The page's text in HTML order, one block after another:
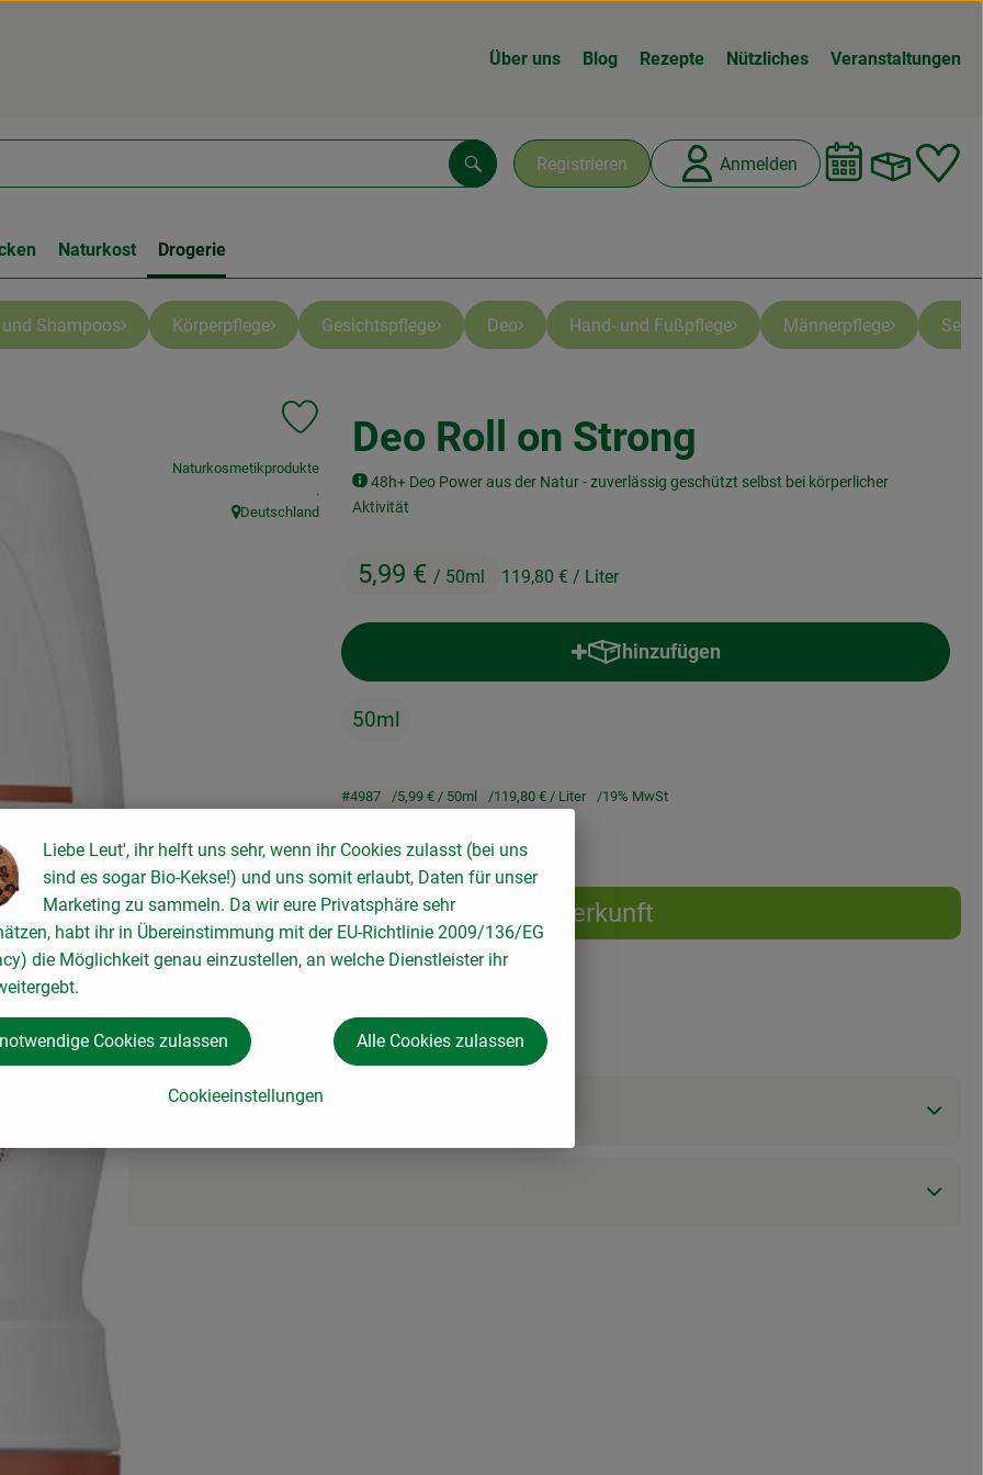
Über uns Blog Rezepte Nützliches Veranstaltungen
Registrieren Anmelden
Suchen
Naturkost Drogerie
Shampoos Körperpflege Gesichtspflege Deo Hand- und Fußpflege Männerpflege
Deo Roll on Strong
48h+ Deo Power aus der Natur - zuverlässig geschützt selbst bei körperlicher
Aktivität
5,99 € / 50ml 119,80 € / Liter
Produkt zu Favouriten hinzufügen
, Verband:
Naturkosmetikprodukte
, Kontrollstelle:
.
, Herkunft:
Deutschland
hinzufügen
Produkt zum Warenkorb hinzufügen
50ml
#4987 5,99 € / 50ml 119,80 € / Liter 19% MwSt
Rezepte
Herkunft
passenden Rezepte gefunden.
körperlicher Aktivität
Liebe Leut', ihr helft uns sehr, wenn ihr Cookies zulasst (bei uns
sind es sogar Bio-Kekse!) und uns somit erlaubt, Daten für unser
Marketing zu sammeln. Da wir eure Privatsphäre sehr
habt ihr in Übereinstimmung mit der EU-Richtlinie 2009/136/EG
die Möglichkeit genau einzustellen, an welche Dienstleister ihr
Cookieeinstellungen
Cookies zulassen Alle Cookies zulassen